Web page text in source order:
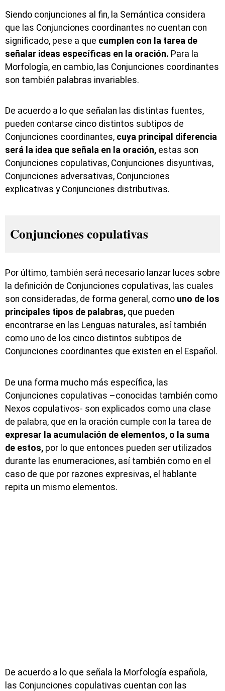
Siendo conjunciones al fin, la Semántica considera
que las Conjunciones coordinantes no cuentan con
significado, pese a que cumplen con la tarea de
señalar ideas específicas en la oración. Para la
Morfología, en cambio, las Conjunciones coordinantes
son también palabras invariables.
De acuerdo a lo que señalan las distintas fuentes,
pueden contarse cinco distintos subtipos de
Conjunciones coordinantes, cuya principal diferencia
será la idea que señala en la oración, estas son
Conjunciones copulativas, Conjunciones disyuntivas,
Conjunciones adversativas, Conjunciones
explicativas y Conjunciones distributivas.
Conjunciones copulativas
Por último, también será necesario lanzar luces sobre
la definición de Conjunciones copulativas, las cuales
son consideradas, de forma general, como uno de los
principales tipos de palabras, que pueden
encontrarse en las Lenguas naturales, así también
como uno de los cinco distintos subtipos de
Conjunciones coordinantes que existen en el Español.
De una forma mucho más específica, las
Conjunciones copulativas –conocidas también como
Nexos copulativos- son explicados como una clase
de palabra, que en la oración cumple con la tarea de
expresar la acumulación de elementos, o la suma
de estos, por lo que entonces pueden ser utilizados
durante las enumeraciones, así también como en el
caso de que por razones expresivas, el hablante
repita un mismo elementos.
De acuerdo a lo que señala la Morfología española,
las Conjunciones copulativas cuentan con las